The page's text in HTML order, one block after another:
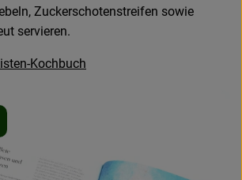
Zuckerschotenstreifen sowie
servieren.
Kochbuch